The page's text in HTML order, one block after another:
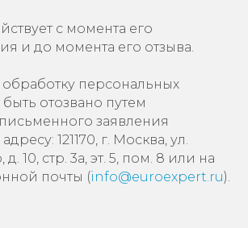
с момента его
и до момента его отзыва.
обработку персональных
отозвано путем
заявления
121170, г. Москва, ул.
10, стр. 3а, эт. 5, пом. 8 или на
почты (info@euroexpert.ru).